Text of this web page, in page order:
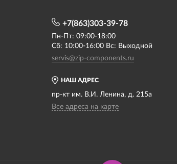
НАШ АДРЕС
пр-кт им. В.И. Ленина, д. 215а
Все адреса на карте
+7(863)303-39-78
Пн-Пт: 09:00-18:00
Сб: 10:00-16:00 Вс: Выходной
servis@zip-components.ru